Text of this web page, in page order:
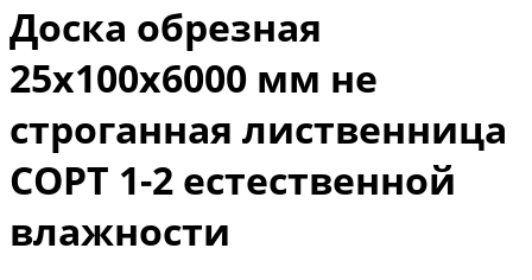
Доска обрезная
25х100х6000 мм не
строганная лиственница
СОРТ 1-2 естественной
влажности